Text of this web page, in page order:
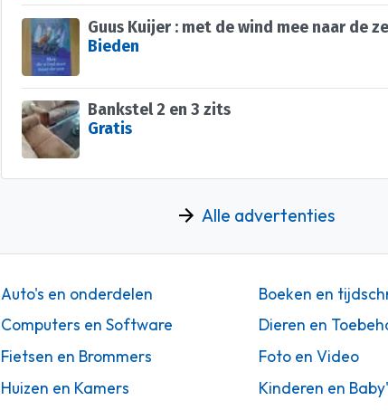
Bieden
Bankstel 2 en 3 zits
Gratis
Alle advertenties
Auto's en onderdelen
Boeken en
Computers en Software
Dieren en
Fietsen en Brommers
Foto en Video
Huizen en Kamers
Kinderen en